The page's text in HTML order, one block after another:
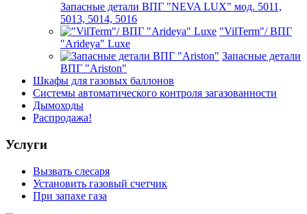
Запасные детали ВПГ "NEVA LUX" мод. 5011,
5013, 5014, 5016
"VilTerm"/ ВПГ
"Arideya" Luxe
Запасные детали
ВПГ "Ariston"
Шкафы для газовых баллонов
Системы автоматического контроля загазованности
Дымоходы
Распродажа!
Услуги
Вызвать слесаря
Установить газовый счетчик
При запахе газа